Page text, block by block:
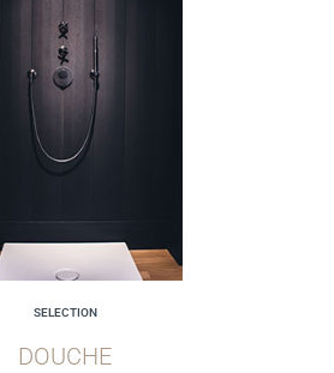
SELECTION
DOUCHE